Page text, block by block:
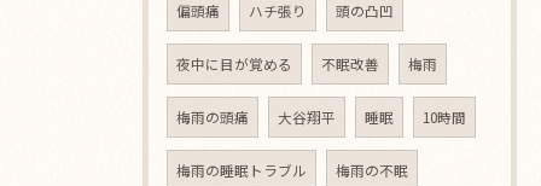
偏頭痛 ハチ張り 頭の凸凹
夜中に目が覚める 不眠改善 梅雨
梅雨の頭痛 大谷翔平 睡眠 10時間
梅雨の睡眠トラブル 梅雨の不眠